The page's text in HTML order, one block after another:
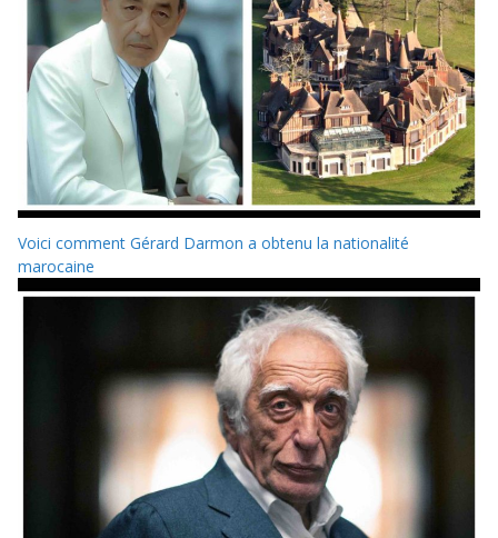
Voici comment Gérard Darmon a obtenu la nationalité
marocaine